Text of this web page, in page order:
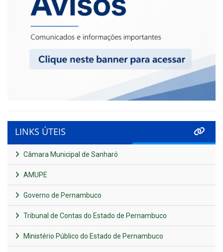
LINKS ÚTEIS
Câmara Municipal de Sanharó
AMUPE
Governo de Pernambuco
Tribunal de Contas do Estado de Pernambuco
Ministério Público do Estado de Pernambuco